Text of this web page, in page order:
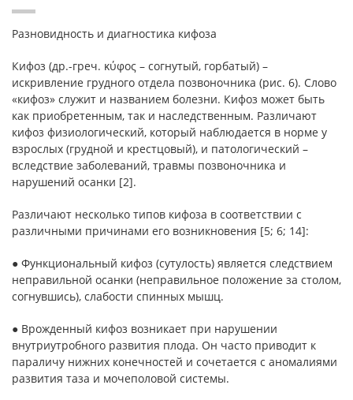
Разновидность и диагностика кифоза
Кифоз (др.-греч. κύφος – согнутый, горбатый) –
искривление грудного отдела позвоночника (рис. 6). Слово
«кифоз» служит и названием болезни. Кифоз может быть
как приобретенным, так и наследственным. Различают
кифоз физиологический, который наблюдается в норме у
взрослых (грудной и крестцовый), и патологический –
вследствие заболеваний, травмы позвоночника и
нарушений осанки [2].
Различают несколько типов кифоза в соответствии с
различными причинами его возникновения [5; 6; 14]:
● Функциональный кифоз (сутулость) является следствием
неправильной осанки (неправильное положение за столом,
согнувшись), слабости спинных мышц.
● Врожденный кифоз возникает при нарушении
внутриутробного развития плода. Он часто приводит к
параличу нижних конечностей и сочетается с аномалиями
развития таза и мочеполовой системы.